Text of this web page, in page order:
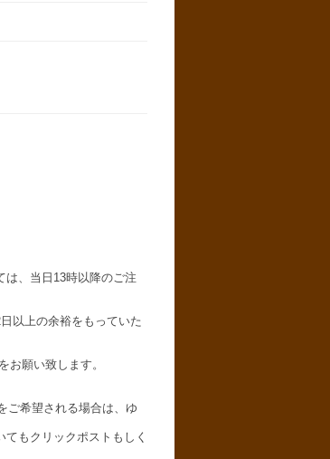
は、当日13時以降のご注
以上の余裕をもっていた
願い致します。
ご希望される場合は、ゆ
もクリックポストもしく